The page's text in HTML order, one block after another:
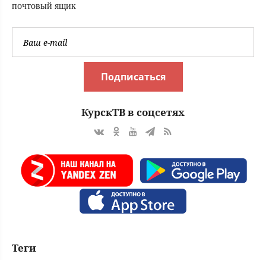
почтовый ящик
Подписаться
КурскТВ в соцсетях
Теги